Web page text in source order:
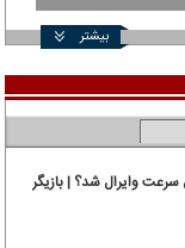
بیشتر
سرعت وایرال شد؟ | بازیگر